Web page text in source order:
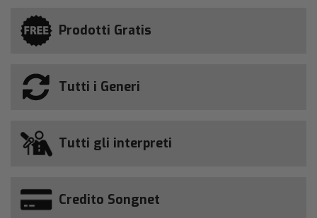
Prodotti Gratis
Tutti i Generi
Tutti gli interpreti
Credito Songnet